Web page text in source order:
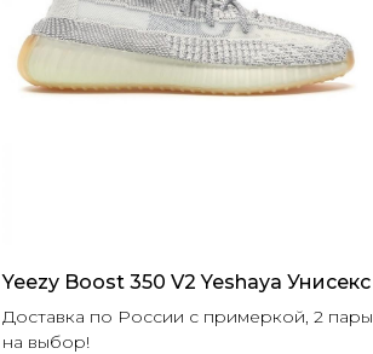
Yeezy Boost 350 V2 Yeshaya Унисекс
Доставка по России с примеркой, 2 пары
на выбор!